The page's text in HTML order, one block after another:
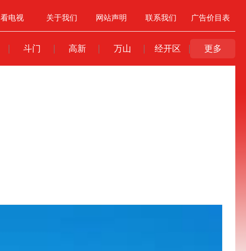
看电视 关于我们 网站声明 联系我们 广告价目表
斗门 高新 万山 经开区 更多